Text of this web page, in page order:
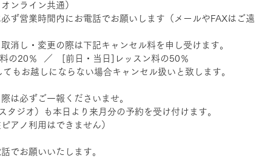
オンライン共通）
ず営業時間内にお電話でお願いします（メールやFAXはご遠
取消し・変更の際は下記キャンセル料を申し受けます。
の20％  ／　[前日・当日]レッスン料の50％
てもお越しにならない場合キャンセル扱いと致します。
は必ずご一報くださいませ。
タジオ）も本日より来月分の予約を受け付けます。
アノ利用はできません）
話でお願いいたします。